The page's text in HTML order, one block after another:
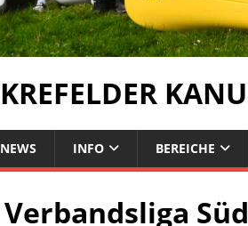
KREFELDER
NEWS INFO BEREICHE
Verbandsliga